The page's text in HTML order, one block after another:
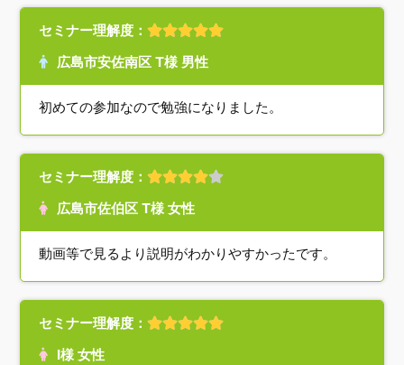
セミナー理解度：
広島市安佐南区 T様 男性
初めての参加なので勉強になりました。
セミナー理解度：
広島市佐伯区 T様 女性
動画等で見るより説明がわかりやすかったです。
セミナー理解度：
I様 女性